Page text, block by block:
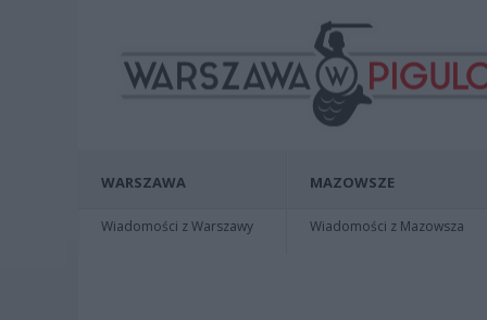
WARSZAWA
Wiadomości z Warszawy
MAZOWSZE
Wiadomości z Mazowsza